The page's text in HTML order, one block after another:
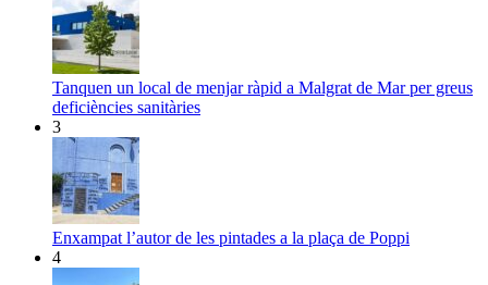
Tanquen un local de menjar ràpid a Malgrat de Mar per greus
deficiències sanitàries
3
Enxampat l’autor de les pintades a la plaça de Poppi
4